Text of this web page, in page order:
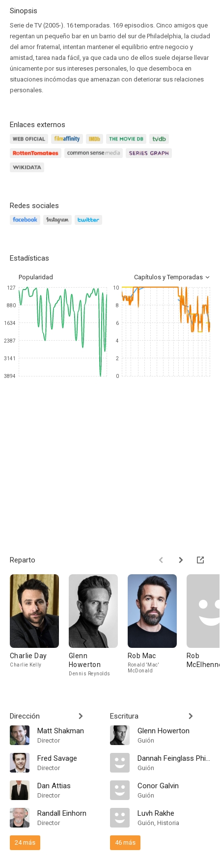
Sinopsis
Serie de TV (2005-). 16 temporadas. 169 episodios. Cinco amigos que
regentan un pequeño bar en un barrio del sur de Philadelphia, la ciudad
del amor fraternal, intentan mantener el equilibrio entre negocio y
amistad, tarea nada fácil, ya que cada uno de ellos suele dejarse llevar
únicamente por sus intereses personales, lo que desemboca en
situaciones incómodas que amenazan con deteriorar sus relaciones
personales.
Enlaces externos
Redes sociales
Estadísticas
Popularidad Capítulos y Temporadas
127
880
1634
2387
3141
3894
10
8
6
4
2
0
Reparto
Charlie Day
Charlie Kelly
Glenn
Howerton
Dennis Reynolds
Rob Mac
Ronald 'Mac'
McDonald
Rob
Dirección
Matt Shakman
Director
Fred Savage
Director
Dan Attias
Director
Randall Einhorn
Director
24 más
Escritura
Glenn Howerton
Guión
Dannah Feinglass Phirman
Guión
Conor Galvin
Guión
Luvh Rakhe
Guión, Historia
46 más